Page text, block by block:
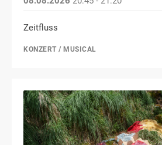
Zeitfluss
KONZERT / MUSICAL